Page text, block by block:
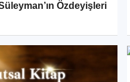
Özdeyişleri